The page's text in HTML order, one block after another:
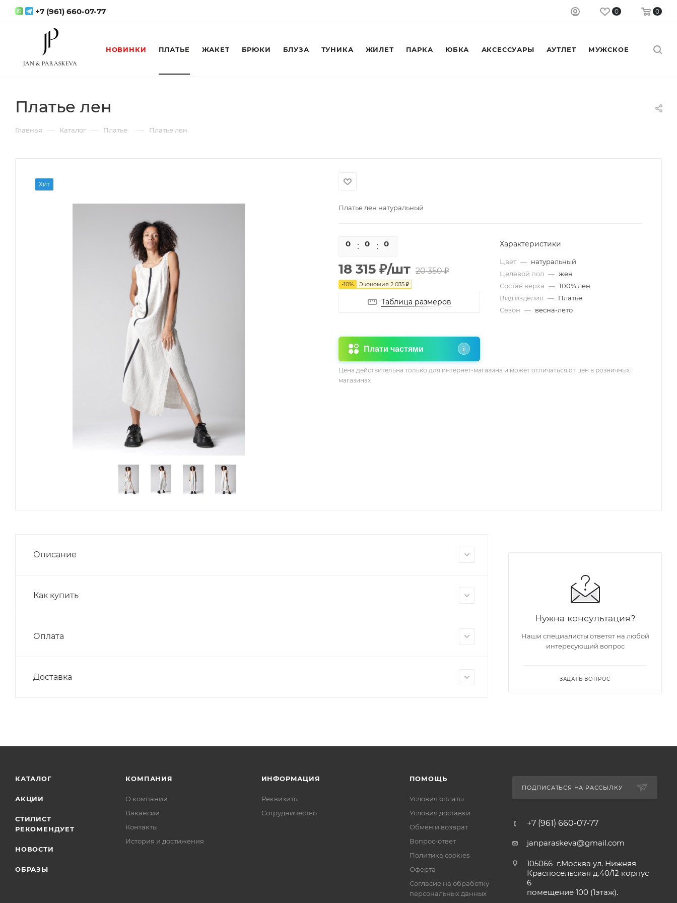
+7 (961) 660-07-77 0 0
НОВИНКИ ПЛАТЬЕ ЖАКЕТ БРЮКИ БЛУЗА ТУНИКА ЖИЛЕТ ПАРКА ЮБКА АКСЕССУАРЫ АУТЛЕТ МУЖСКОЕ
Платье лен
Главная — Каталог — Платье — Платье лен
Хит
Платье лен натуральный
0 0 0
18 315 ₽/шт 20 350₽
-10% Экономия 2 035 ₽
Таблица размеров
Плати частями i
Характеристики
Цвет — натуральный
Целевой пол — жен
Состав верха — 100% лен
Вид изделия — Платье
Сезон — весна-лето
Цена действительна только для интернет-магазина и может отличаться от цен в розничных
магазинах
Описание
Как купить
Оплата
Доставка
Нужна консультация?
Наши специалисты ответят на любой
интересующий вопрос
ЗАДАТЬ ВОПРОС
КАТАЛОГ
АКЦИИ
СТИЛИСТ
РЕКОМЕНДУЕТ
НОВОСТИ
ОБРАЗЫ
КОМПАНИЯ
О компании
Вакансии
Контакты
История и достижения
ИНФОРМАЦИЯ
Реквизиты
Сотрудничество
ПОМОЩЬ
Условия оплаты
Условия доставки
Обмен и возврат
Вопрос-ответ
Политика cookies
Оферта
Согласие на обработку
персональных данных
ПОДПИСАТЬСЯ НА РАССЫЛКУ
+7 (961) 660-07-77
janparaskeva@gmail.com
105066 г.Москва ул. Нижняя
Красносельская д.40/12 корпус
6
помещение 100 (1этаж).